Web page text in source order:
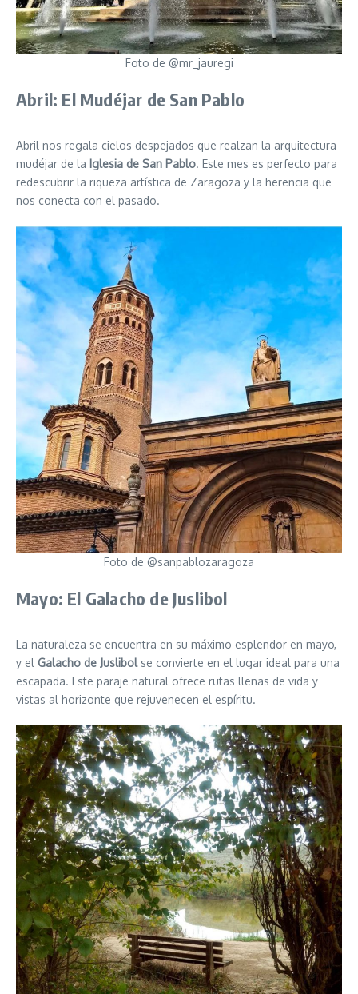
Foto de @mr_jauregi
Abril: El Mudéjar de San Pablo
Abril nos regala cielos despejados que realzan la arquitectura
mudéjar de la Iglesia de San Pablo. Este mes es perfecto para
redescubrir la riqueza artística de Zaragoza y la herencia que
nos conecta con el pasado.
Foto de @sanpablozaragoza
Mayo: El Galacho de Juslibol
La naturaleza se encuentra en su máximo esplendor en mayo,
y el Galacho de Juslibolse convierte en el lugar ideal para una
escapada. Este paraje natural ofrece rutas llenas de vida y
vistas al horizonte que rejuvenecen el espíritu.